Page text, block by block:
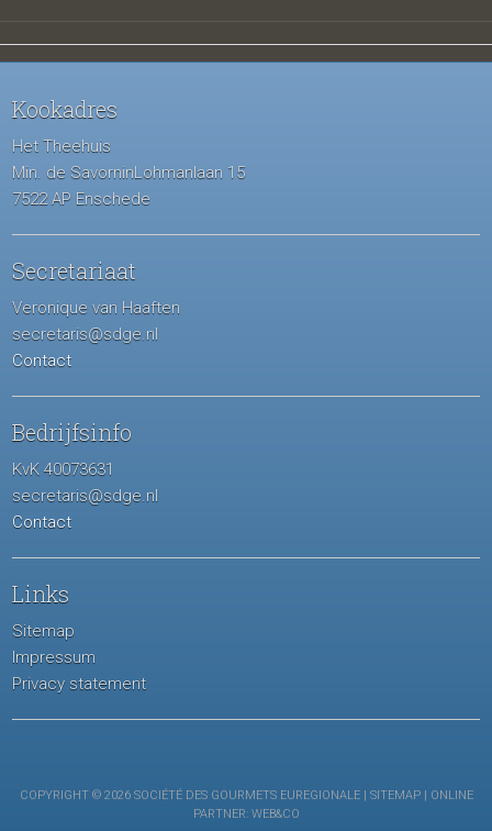
Kookadres
Het Theehuis
Min. de SavorninLohmanlaan 15
7522 AP Enschede
Secretariaat
Veronique van Haaften
secretaris@sdge.nl
Contact
Bedrijfsinfo
KvK 40073631
secretaris@sdge.nl
Contact
Links
Sitemap
Impressum
Privacy statement
COPYRIGHT © 2026 SOCIÉTÉ DES GOURMETS EUREGIONALE | SITEMAP| ONLINE
PARTNER: WEB&CO